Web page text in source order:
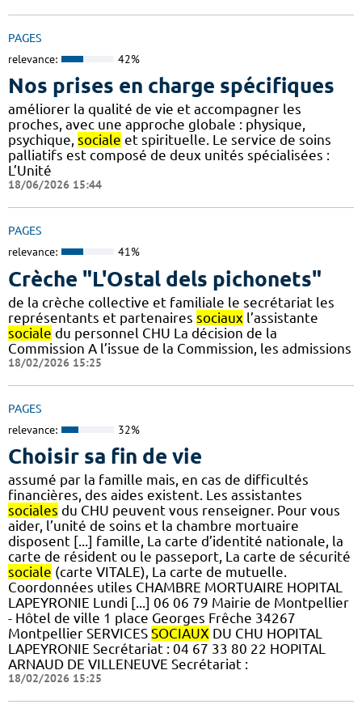
PAGES
relevance: 42%
Nos prises en charge spécifiques
améliorer la qualité de vie et accompagner les
proches, avec une approche globale : physique,
psychique, sociale et spirituelle. Le service de soins
palliatifs est composé de deux unités spécialisées :
L’Unité
18/06/2026 15:44
PAGES
relevance: 41%
Crèche "L'Ostal dels pichonets"
de la crèche collective et familiale le secrétariat les
représentants et partenaires sociaux l’assistante
sociale du personnel CHU La décision de la
Commission A l’issue de la Commission, les admissions
18/02/2026 15:25
PAGES
relevance: 32%
Choisir sa fin de vie
assumé par la famille mais, en cas de difficultés
financières, des aides existent. Les assistantes
sociales du CHU peuvent vous renseigner. Pour vous
aider, l’unité de soins et la chambre mortuaire
disposent [...] famille, La carte d’identité nationale, la
carte de résident ou le passeport, La carte de sécurité
sociale (carte VITALE), La carte de mutuelle.
Coordonnées utiles CHAMBRE MORTUAIRE HOPITAL
LAPEYRONIE Lundi [...] 06 06 79 Mairie de Montpellier
- Hôtel de ville 1 place Georges Frêche 34267
Montpellier SERVICES SOCIAUX DU CHU HOPITAL
LAPEYRONIE Secrétariat : 04 67 33 80 22 HOPITAL
ARNAUD DE VILLENEUVE Secrétariat :
18/02/2026 15:25